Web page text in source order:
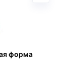
форма